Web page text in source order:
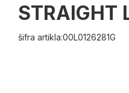
STRAIGHT
šifra artikla:00L0126281G